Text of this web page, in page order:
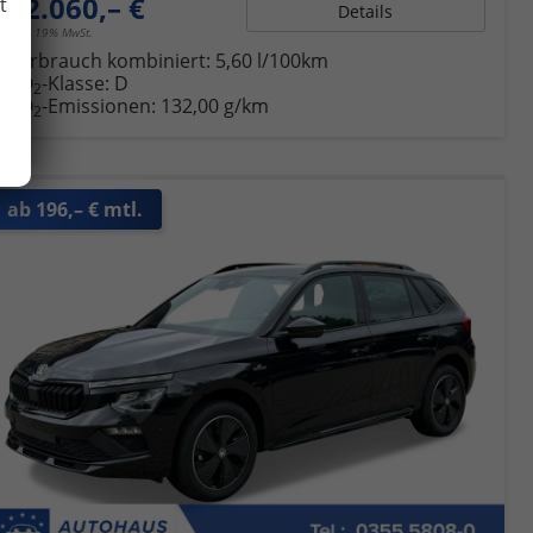
22.060,– €
incl. 19% MwSt.
Details
Verbrauch kombiniert: 5,60 l/100km
CO2-Klasse: D
CO2-Emissionen: 132,00 g/km
ab 196,– € mtl.